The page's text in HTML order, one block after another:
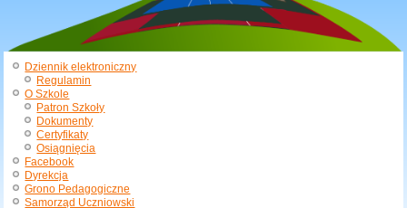
Dziennik elektroniczny
Regulamin
O Szkole
Patron Szkoły
Dokumenty
Certyfikaty
Osiągnięcia
Facebook
Dyrekcja
Grono Pedagogiczne
Samorząd Uczniowski